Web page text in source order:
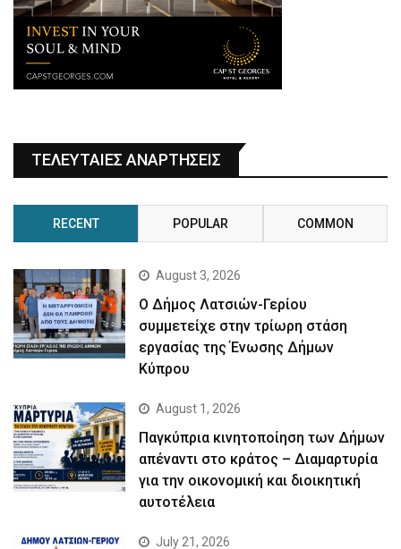
ΤΕΛΕΥΤΑΙΕΣ ΑΝΑΡΤΗΣΕΙΣ
RECENT POPULAR COMMON
August 3, 2026
Ο Δήμος Λατσιών-Γερίου
συμμετείχε στην τρίωρη στάση
εργασίας της Ένωσης Δήμων
Κύπρου
August 1, 2026
Παγκύπρια κινητοποίηση των Δήμων
απέναντι στο κράτος – Διαμαρτυρία
για την οικονομική και διοικητική
αυτοτέλεια
July 21, 2026